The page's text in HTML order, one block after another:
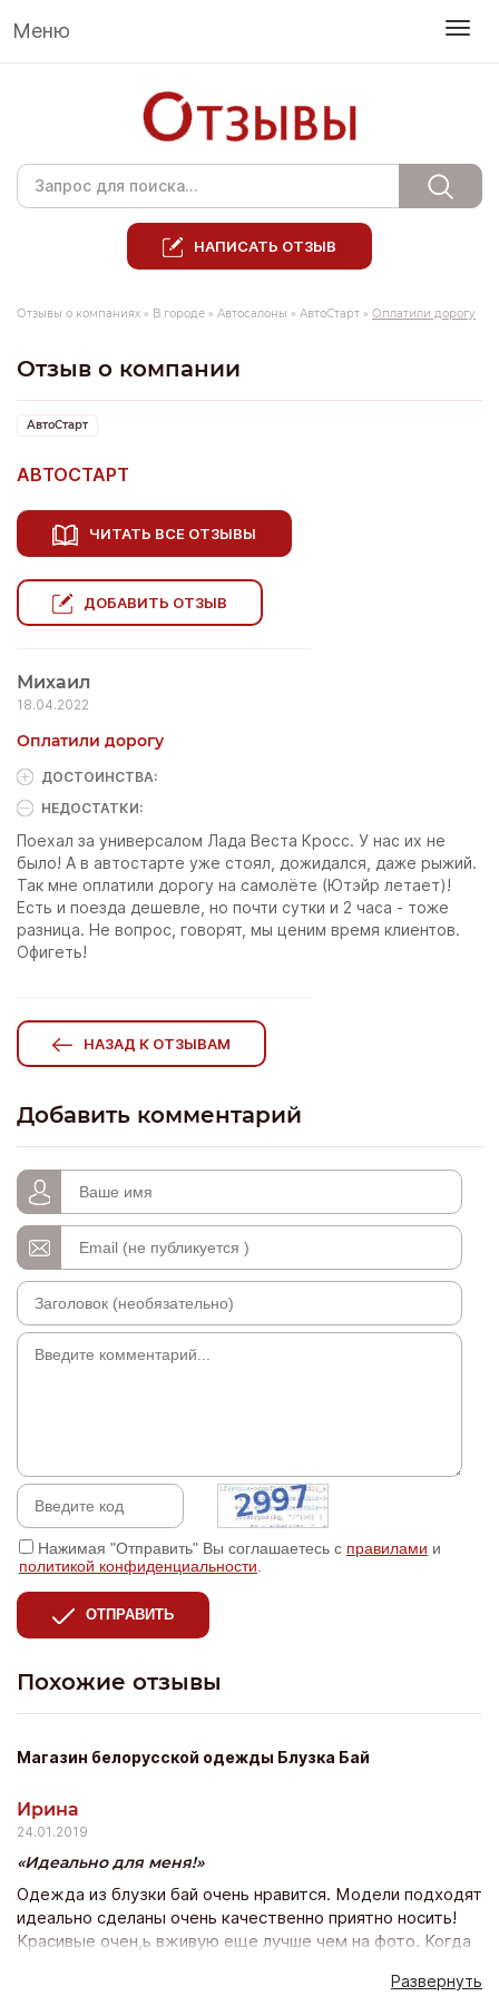
Меню
НАПИСАТЬ ОТЗЫВ
Отзывы о компаниях » В городе » Автосалоны » АвтоСтарт » Оплатили дорогу
Отзыв о компании
АвтоСтарт
АВТОСТАРТ
ЧИТАТЬ ВСЕ ОТЗЫВЫ
ДОБАВИТЬ ОТЗЫВ
Михаил
18.04.2022
Оплатили дорогу
ДОСТОИНCТВА:
НЕДОСТАТКИ:
Поехал за универсалом Лада Веста Кросс. У нас их не
было! А в автостарте уже стоял, дожидался, даже рыжий.
Так мне оплатили дорогу на самолёте (Ютэйр летает)!
Есть и поезда дешевле, но почти сутки и 2 часа - тоже
разница. Не вопрос, говорят, мы ценим время клиентов.
Офигеть!
НАЗАД К ОТЗЫВАМ
Добавить комментарий
Нажимая "Отправить" Вы соглашаетесь с правилами и
политикой конфиденциальности
ОТПРАВИТЬ
Похожие отзывы
Магазин белорусской одежды Блузка Бай
Ирина
24.01.2019
Идеально для меня!
Одежда из блузки бай очень нравится. Модели подходят
идеально сделаны очень качественно приятно носить!
Красивые очен,ь вживую еще лучше чем на фото. Когда
оформляю уже 10 заказ и счастью моему нет предела!
Развернуть